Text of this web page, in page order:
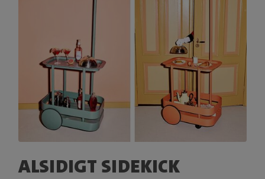
ALSIDIGT SIDEKICK